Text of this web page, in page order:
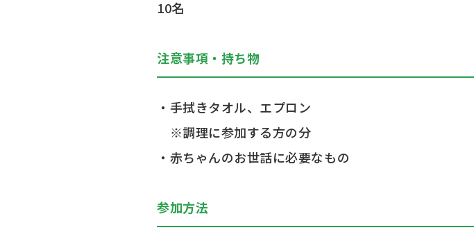
10名
注意事項・持ち物
・手拭きタオル、エプロン
※調理に参加する方の分
・赤ちゃんのお世話に必要なもの
参加方法